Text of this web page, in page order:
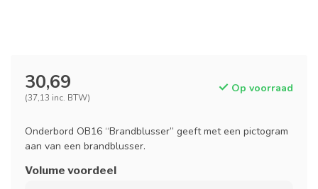
30,69
(37,13 inc. BTW)
Op voorraad
Onderbord OB16 “Brandblusser” geeft met een pictogram
aan van een brandblusser.
Volume voordeel